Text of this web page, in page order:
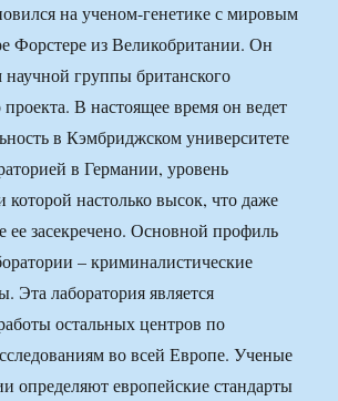
на ученом-генетике с мировым
Форстере из Великобритании. Он
группы британского
В настоящее время он ведет
в Кэмбриджском университете
в Германии, уровень
которой настолько высок, что даже
ее засекречено. Основной профиль
– криминалистические
Эта лаборатория является
остальных центров по
во всей Европе. Ученые
определяют европейские стандарты